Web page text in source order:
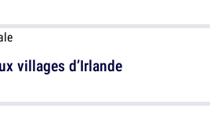
villages d’Irlande